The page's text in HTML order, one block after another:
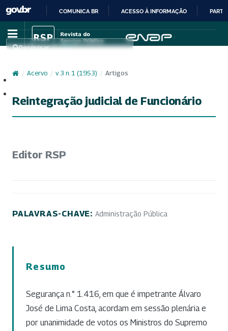
IR
PARA
CONTEÚDO
COMUNICA BR ACESSO À INFORMAÇÃO
Pesquisar
/ Acervo / v. 3 n. 1 (1953) / Artigos
Reintegração judicial de Funcionário
Editor RSP
PALAVRAS-CHAVE: Administração Pública
Resumo
Segurança n.° 1.416, em que é impetrante Álvaro
José de Lima Costa, acordam em sessão plenária e
por unanimidade de votos os Ministros do Supremo